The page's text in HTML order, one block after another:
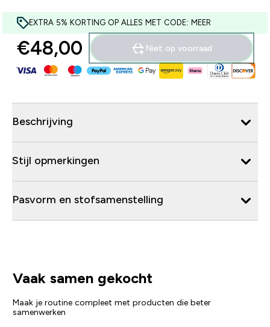
EXTRA 5% KORTING OP ALLES MET CODE: MEER
€48,00‎ Niet op voorraad
Beschrijving
Stijl opmerkingen
Pasvorm en stofsamenstelling
Vaak samen gekocht
Maak je routine compleet met producten die beter
samenwerken